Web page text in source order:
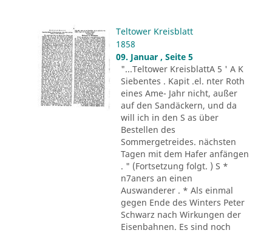
Teltower Kreisblatt
1858
09. Januar , Seite 5
"...Teltower KreisblattA 5 ' A K
Siebentes . Kapit .el. nter Roth
eines Ame- Jahr nicht, außer
auf den Sandäckern, und da
will ich in den S as über
Bestellen des
Sommergetreides. nächsten
Tagen mit dem Hafer anfängen
. " (Fortsetzung folgt. ) S *
n7aners an einen
Auswanderer . * Als einmal
gegen Ende des Winters Peter
Schwarz nach Wirkungen der
Eisenbahnen. Es sind noch